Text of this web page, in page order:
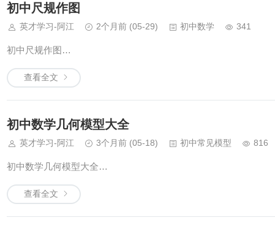
初中尺规作图
英才学习-阿江 2个月前 (05-29) 初中数学 341
初中尺规作图…
查看全文
初中数学几何模型大全
英才学习-阿江 3个月前 (05-18) 初中常见模型 816
初中数学几何模型大全…
查看全文